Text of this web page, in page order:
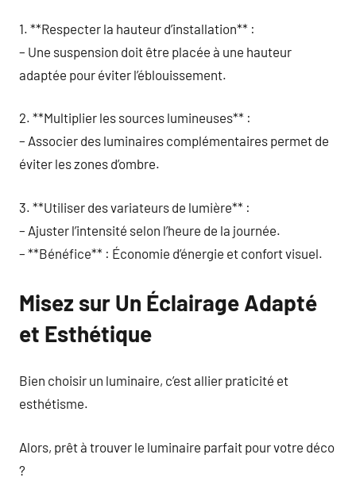
1. **Respecter la hauteur d’installation** :
– Une suspension doit être placée à une hauteur
adaptée pour éviter l’éblouissement.
2. **Multiplier les sources lumineuses** :
– Associer des luminaires complémentaires permet de
éviter les zones d’ombre.
3. **Utiliser des variateurs de lumière** :
– Ajuster l’intensité selon l’heure de la journée.
– **Bénéfice** : Économie d’énergie et confort visuel.
Misez sur Un Éclairage Adapté
et Esthétique
Bien choisir un luminaire, c’est allier praticité et
esthétisme.
Alors, prêt à trouver le luminaire parfait pour votre déco
?